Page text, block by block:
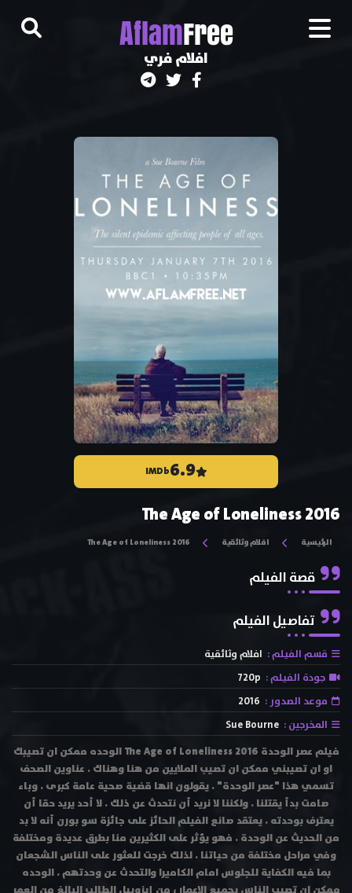
AflamFree
افلام فري
6.9
IMDb
The Age of Loneliness 2016
الرئيسية افلام وثائقية The Age of Loneliness 2016
قصة الفيلم
تفاصيل الفيلم
قسم الفيلم : افلام وثائقية
جودة الفيلم : 720p
موعد الصدور : 2016
المخرجين : Sue Bourne
فيلم عصر الوحدة The Age of Loneliness 2016 الوحده ممكن ان تصيبك
او ان تصيبني ممكن ان تصيب الملايين من هنا وهناك . عناوين الصحف
تسمي هذا "عصر الوحدة" . يقولون انها قضية صحية عامة كبرى . وباء
صامت بدأ يقتلنا . ولكننا لا نريد أن نتحدث عن ذلك . لا أحد يريد حقا أن
يعترف بوحدته . يعتقد صانع الفيلم الحائز على جائزة سو بورن أنه لا بد
من الحديث عن الوحدة . فهو يؤثر على الكثيرين منا بطرق عديدة ومختلفة
وفي مراحل مختلفة من حياتنا . لذلك خرجت للعثور على الناس الشجعان
بما فيه الكفاية للجلوس امام الكاميرا والتحدث عن وحدتهم . الوحده